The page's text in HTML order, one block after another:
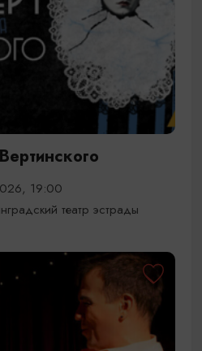
19:00
театр эстрады